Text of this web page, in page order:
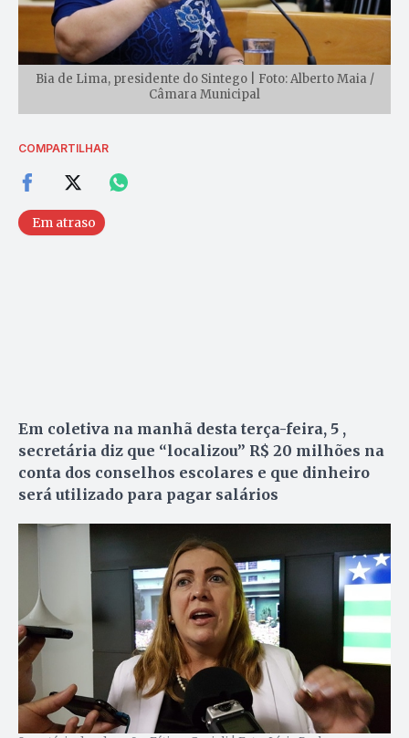
Bia de Lima, presidente do Sintego | Foto: Alberto Maia /
Câmara Municipal
COMPARTILHAR
Em atraso
Em coletiva na manhã desta terça-feira, 5 ,
secretária diz que “localizou” R$ 20 milhões na
conta dos conselhos escolares e que dinheiro
será utilizado para pagar salários